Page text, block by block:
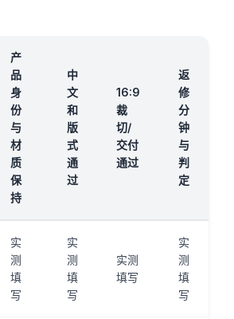
产
品
身
份
与
材
质
保
持
中
文
和
版
式
通
过
16:9
裁
切/
交付
通过
返
修
分
钟
与
判
定
实
测
填
写
实
测
填
写
实测
填写
实
测
填
写